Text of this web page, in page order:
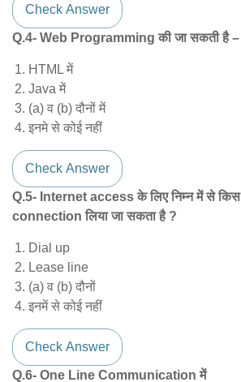
Check Answer
Q.4- Web Programming की जा सकती है –
HTML में
Java में
(a) व (b) दौनों में
इनमे से कोई नहीं
Check Answer
Q.5- Internet access के लिए निम्न में से किस
connection लिया जा सकता है ?
Dial up
Lease line
(a) व (b) दौनों
इनमें से कोई नहीं
Check Answer
Q.6- One Line Communication में